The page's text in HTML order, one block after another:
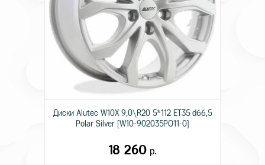
Диски Alutec W10X 9,0\R20 5*112 ET35 d66,5
Polar Silver [W10-902035PO11-0]
18 260 р.